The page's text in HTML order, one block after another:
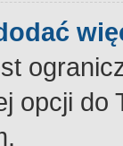
opcji